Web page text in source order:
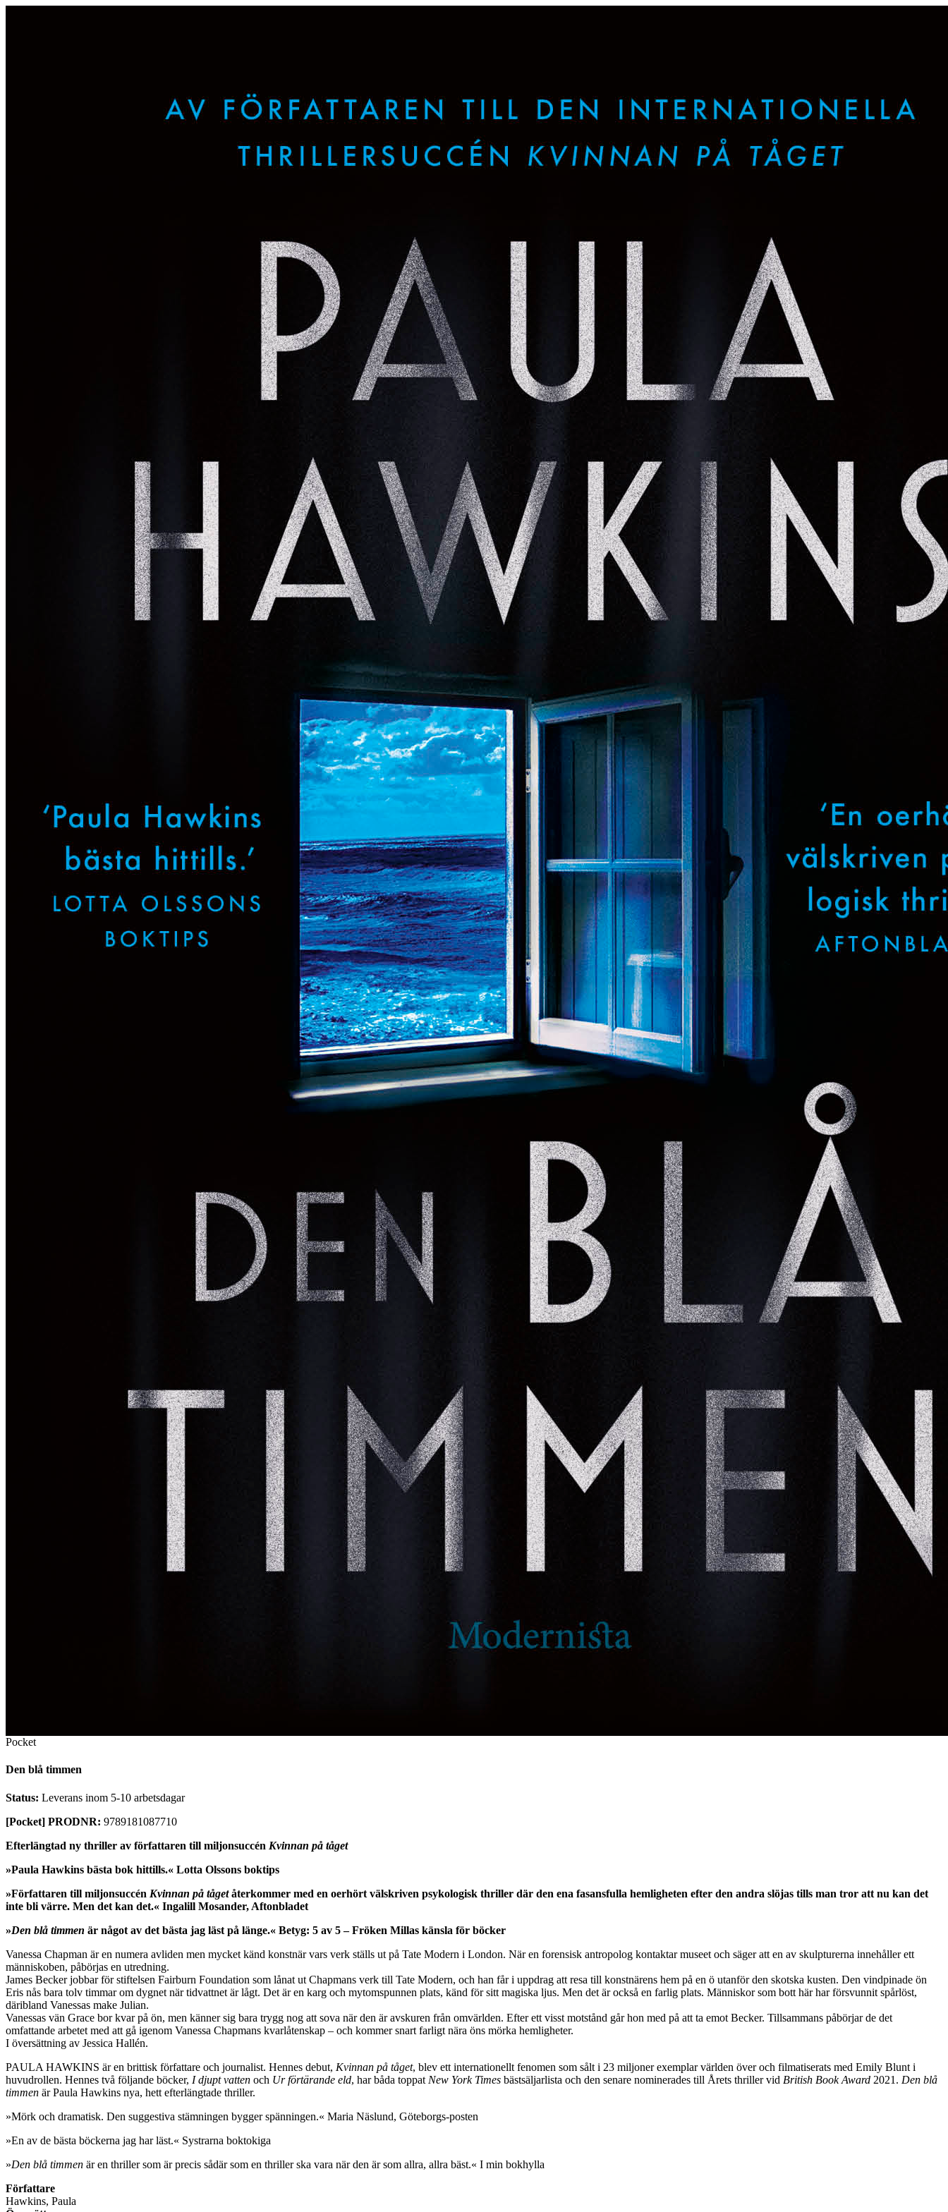
Pocket
Den blå timmen
Status: Leverans inom 5-10 arbetsdagar
[Pocket] PRODNR: 9789181087710
Efterlängtad ny thriller av författaren till miljonsuccén Kvinnan på tåget
»Paula Hawkins bästa bok hittills.« Lotta Olssons boktips
»Författaren till miljonsuccén Kvinnan på tågetåterkommer med en oerhört välskriven psykologisk thriller där den ena fasansfulla hemligheten efter den andra slöjas tills man tror att nu kan det
inte bli värre. Men det kan det.« Ingalill Mosander, Aftonbladet
»Den blå timmen är något av det bästa jag läst på länge.« Betyg: 5 av 5 – Fröken Millas känsla för böcker
Vanessa Chapman är en numera avliden men mycket känd konstnär vars verk ställs ut på Tate Modern i London. När en forensisk antropolog kontaktar museet och säger att en av skulpturerna innehåller ett
människoben, påbörjas en utredning.
James Becker jobbar för stiftelsen Fairburn Foundation som lånat ut Chapmans verk till Tate Modern, och han får i uppdrag att resa till konstnärens hem på en ö utanför den skotska kusten. Den vindpinade ön
Eris nås bara tolv timmar om dygnet när tidvattnet är lågt. Det är en karg och mytomspunnen plats, känd för sitt magiska ljus. Men det är också en farlig plats. Människor som bott här har försvunnit spårlöst,
däribland Vanessas make Julian.
Vanessas vän Grace bor kvar på ön, men känner sig bara trygg nog att sova när den är avskuren från omvärlden. Efter ett visst motstånd går hon med på att ta emot Becker. Tillsammans påbörjar de det
omfattande arbetet med att gå igenom Vanessa Chapmans kvarlåtenskap – och kommer snart farligt nära öns mörka hemligheter.
I översättning av Jessica Hallén.
PAULA HAWKINS är en brittisk författare och journalist. Hennes debut, Kvinnan på tåget, blev ett internationellt fenomen som sålt i 23 miljoner exemplar världen över och filmatiserats med Emily Blunt i
huvudrollen. Hennes två följande böcker, I djupt vatten och Ur förtärande eld, har båda toppat New York Times bästsäljarlista och den senare nominerades till Årets thriller vid British Book Award 2021. Den blå
timmen är Paula Hawkins nya, hett efterlängtade thriller.
»Mörk och dramatisk. Den suggestiva stämningen bygger spänningen.« Maria Näslund, Göteborgs-posten
»En av de bästa böckerna jag har läst.« Systrarna boktokiga
»Den blå timmen är en thriller som är precis sådär som en thriller ska vara när den är som allra, allra bäst.« I min bokhylla
Författare
Hawkins, Paula